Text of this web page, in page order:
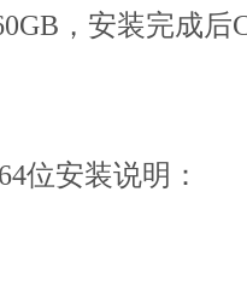
，安装完成后
位安装说明：